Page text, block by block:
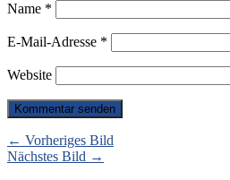
Name *
E-Mail-Adresse *
Website
← Vorheriges Bild
Nächstes Bild →